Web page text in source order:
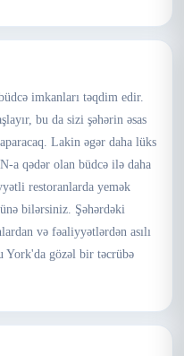
imkanları təqdim edir.
bu da sizi şəhərin əsas
Lakin əgər daha lüks
a qədər olan büdcə ilə daha
restoranlarda yemək
bilərsiniz. Şəhərdəki
və fəaliyyətlərdən asılı
York'da gözəl bir təcrübə